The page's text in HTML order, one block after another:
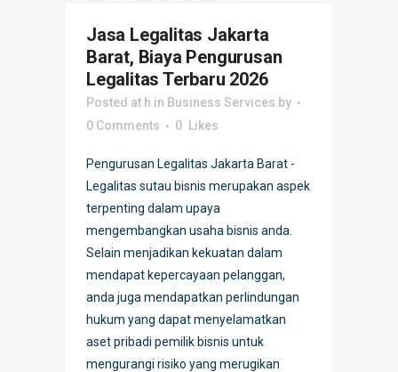
Jasa Legalitas Jakarta
Barat, Biaya Pengurusan
Legalitas Terbaru 2026
Posted at h in Business Services by
0 Comments
0 Likes
Pengurusan Legalitas Jakarta Barat -
Legalitas sutau bisnis merupakan aspek
terpenting dalam upaya
mengembangkan usaha bisnis anda.
Selain menjadikan kekuatan dalam
mendapat kepercayaan pelanggan,
anda juga mendapatkan perlindungan
hukum yang dapat menyelamatkan
aset pribadi pemilik bisnis untuk
mengurangi risiko yang merugikan